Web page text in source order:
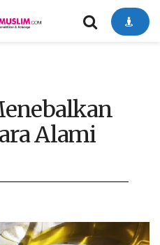
Alami